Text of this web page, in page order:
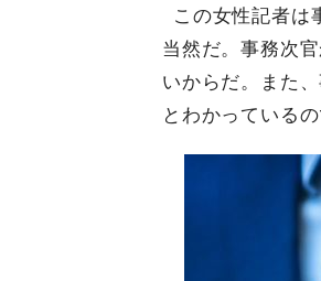
この女性記者は
当然だ。事務次
いからだ。また
とわかっている